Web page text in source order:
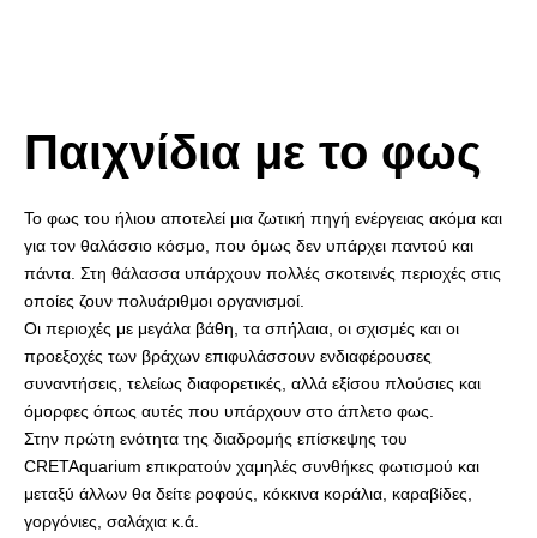
Παιχνίδια με το φως
Το φως του ήλιου αποτελεί μια ζωτική πηγή ενέργειας ακόμα και
για τον θαλάσσιο κόσμο, που όμως δεν υπάρχει παντού και
πάντα. Στη θάλασσα υπάρχουν πολλές σκοτεινές περιοχές στις
οποίες ζουν πολυάριθμοι οργανισμοί.
Οι περιοχές με μεγάλα βάθη, τα σπήλαια, οι σχισμές και οι
προεξοχές των βράχων επιφυλάσσουν ενδιαφέρουσες
συναντήσεις, τελείως διαφορετικές, αλλά εξίσου πλούσιες και
όμορφες όπως αυτές που υπάρχουν στο άπλετο φως.
Στην πρώτη ενότητα της διαδρομής επίσκεψης του
CRETAquarium επικρατούν χαμηλές συνθήκες φωτισμού και
μεταξύ άλλων θα δείτε ροφούς, κόκκινα κοράλια, καραβίδες,
γοργόνιες, σαλάχια κ.ά.